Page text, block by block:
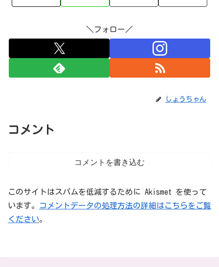
＼フォロー／
しょうちゃん
コメント
コメントを書き込む
このサイトはスパムを低減するために Akismet を使って
います。
コメントデータの処理方法の詳細はこちらをご覧
ください。